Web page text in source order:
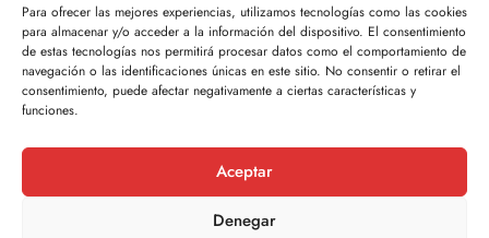
Para ofrecer las mejores experiencias, utilizamos tecnologías como las cookies
para almacenar y/o acceder a la información del dispositivo. El consentimiento
de estas tecnologías nos permitirá procesar datos como el comportamiento de
navegación o las identificaciones únicas en este sitio. No consentir o retirar el
consentimiento, puede afectar negativamente a ciertas características y
funciones.
Aceptar
Denegar
Legal
Política de privacidad